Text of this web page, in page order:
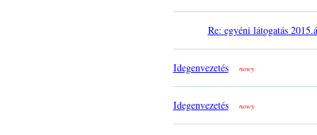
Re: egyéni látogatás
Idegenvezetés nowy
Idegenvezetés nowy